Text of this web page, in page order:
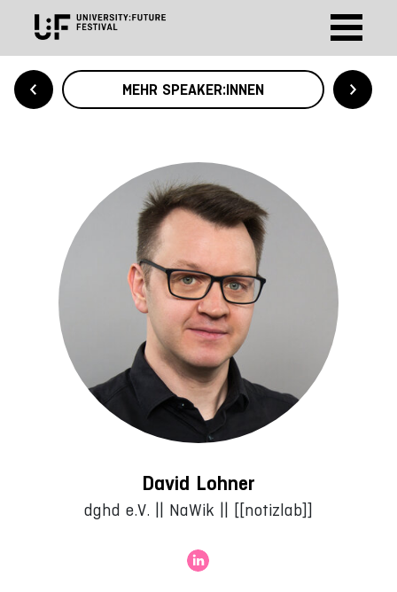
MEHR SPEAKER:INNEN
David Lohner
dghd e.V. || NaWik || [[notizlab]]